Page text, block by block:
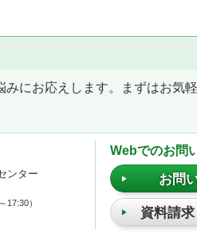
にお応えします。まずはお気軽
ンター
17:30）
Webでのお問
お問
資料請